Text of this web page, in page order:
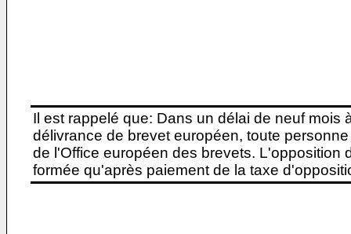
Il est rappelé que: Dans un délai de neuf
délivrance de brevet européen, toute
de l'Office européen des brevets. L'opposition
formée qu'après paiement de la taxe